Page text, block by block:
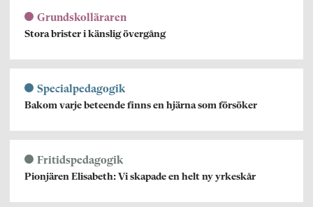
Grundskolläraren
Stora brister i känslig övergång
Specialpedagogik
Bakom varje beteende finns en hjärna som försöker
Fritidspedagogik
Pionjären Elisabeth: Vi skapade en helt ny yrkeskår